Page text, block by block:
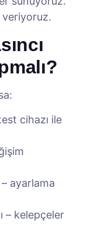
veriyoruz.
cihazı ile
– ayarlama
– kelepçeler